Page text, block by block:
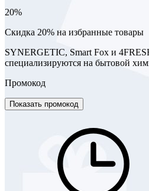
20%
Скидка 20% на избранные товары
SYNERGETIC, Smart Fox и
специализируются на бытовой
Промокод
Показать промокод